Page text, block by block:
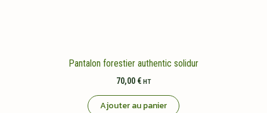
Pantalon forestier authentic solidur
70,00 € HT
Ajouter au panier